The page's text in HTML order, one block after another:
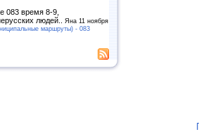
083 время 8-9,
людей.. Яна 11 ноября
маршруты) - 083